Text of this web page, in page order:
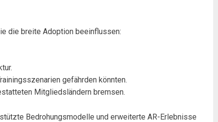
die breite Adoption beeinflussen:
gefährden könnten.
Mitgliedsländern bremsen.
Bedrohungsmodelle und erweiterte AR-Erlebnisse